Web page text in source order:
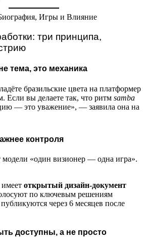
три принципа,
тема, это механика
бразильские цвета на платформер
Если вы делаете так, что ритм samba
— это уважение», — заявила она на
контроля
модели «один визионер — одна игра».
открытый дизайн-документ
по ключевым решениям
через 6 месяцев после
доступны, а не просто